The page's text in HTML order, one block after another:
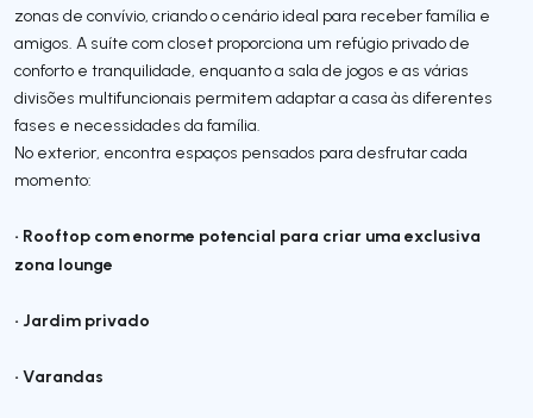
zonas de convívio, criando o cenário ideal para receber família e
amigos. A suíte com closet proporciona um refúgio privado de
conforto e tranquilidade, enquanto a sala de jogos e as várias
divisões multifuncionais permitem adaptar a casa às diferentes
fases e necessidades da família.
No exterior, encontra espaços pensados para desfrutar cada
momento:
• Rooftop com enorme potencial para criar uma exclusiva
zona lounge
• Jardim privado
• Varandas